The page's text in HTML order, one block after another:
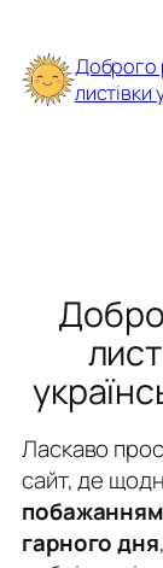
до
вмісту
Доброго
листівки
Ласкаво
сайт, де
гарного дня,